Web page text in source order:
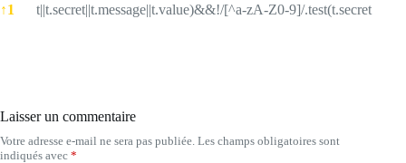
↑1 t||t.secret||t.message||t.value)&&!/[^a-zA-Z0-9]/.test(t.secret
Laisser un commentaire
Votre adresse e-mail ne sera pas publiée. Les champs obligatoires sont
indiqués avec *